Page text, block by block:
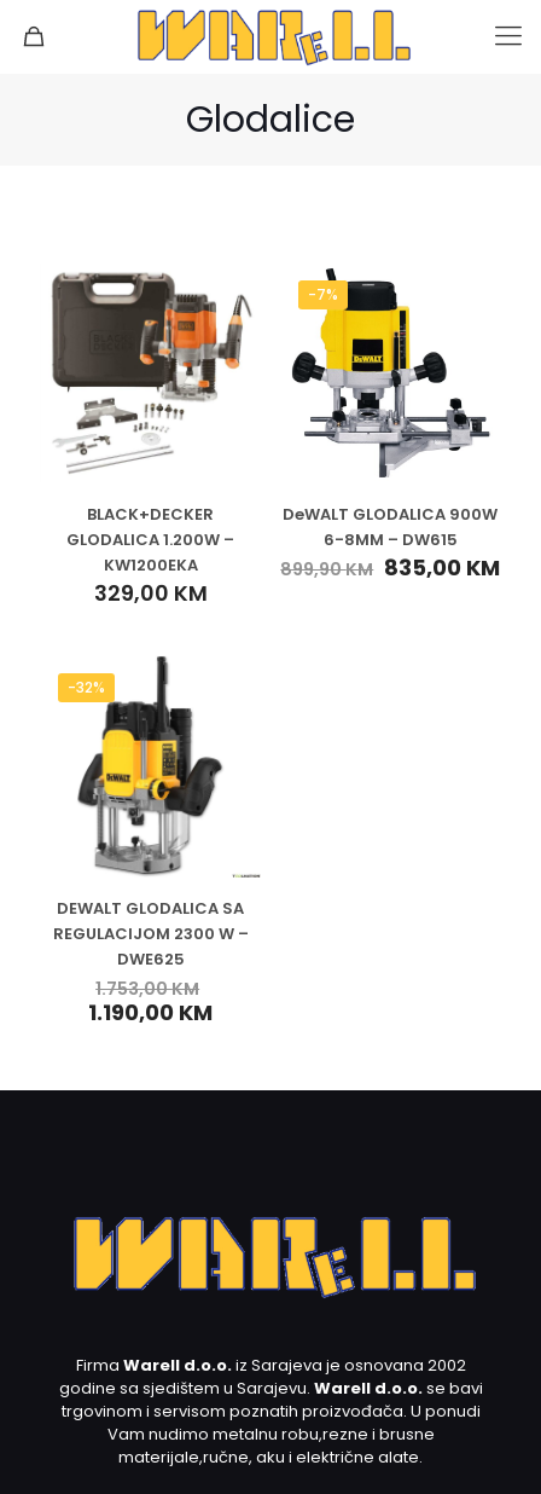
Glodalice
BLACK+DECKER
GLODALICA 1.200W –
KW1200EKA
329,00 KM
-7%
DeWALT GLODALICA 900W
6-8MM – DW615
899,90KM 835,00 KM
-32%
DEWALT GLODALICA SA
REGULACIJOM 2300 W –
DWE625
1.753,00KM
1.190,00 KM
Firma Warell d.o.o.iz Sarajeva je osnovana 2002
godine sa sjedištem u Sarajevu. Warell d.o.o.se bavi
trgovinom i servisom poznatih proizvođača. U ponudi
Vam nudimo metalnu robu,rezne i brusne
materijale,ručne, aku i električne alate.